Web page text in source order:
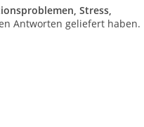
Stress,
Antworten geliefert haben.